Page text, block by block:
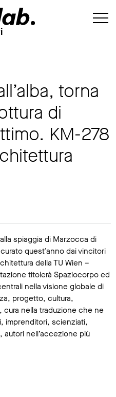
torna
di
KM-278
spiaggia di Marzocca di
quest’anno dai vincitori
della TU Wien –
titolerà Spaziocorpo ed
nella visione globale di
progetto, cultura,
nella traduzione che ne
imprenditori, scienziati,
nell’accezione più